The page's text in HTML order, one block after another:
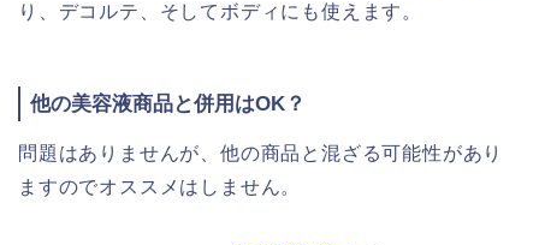
り、デコルテ、そしてボディにも使えます。
他の美容液商品と併用はOK？
問題はありませんが、他の商品と混ざる可能性があり
ますのでオススメはしません。